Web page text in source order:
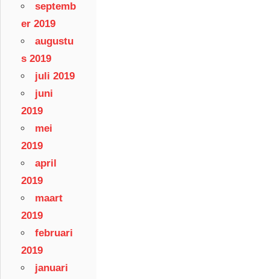
septemb
er 2019
augustu
s 2019
juli 2019
juni
2019
mei
2019
april
2019
maart
2019
februari
2019
januari